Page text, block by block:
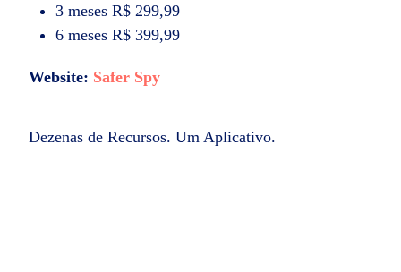
3 meses R$ 299,99
6 meses R$ 399,99
Website: Safer Spy
Dezenas de Recursos. Um Aplicativo.